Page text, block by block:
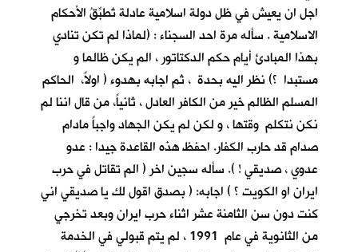
اجل ان يعيش في ظل دولة اسلامية عادلة تُطبِّقُ الأحكام
الاسلامية . سأله مرة احد السجناء : (لماذا لم تكن تنادي
بهذا المبادئ أيام حكم الدكتاتور ، الم يكن ظالما و
مستبدا ؟) نظر اليه بحدة ، ثم اجابه بهدوء ( اولاً، الحاكم
المسلم الظالم خير من الكافر العادل ، ثانياً، من قال اننا لم
نكن نتكلم وقتها ، و لكن لم يكن الجهاد واجباً مادام
صدام قد حارب الكفار. احفظ هذه القاعدة جيدا : عدو
عدوي ، صديقي ! ). سأله سجين اخر ( الم تقاتل في حرب
ايران او الكويت ؟ ) اجابه: ( بصدق اقول لك يا صديقي اني
كنت دون سن الثامنة عشر اثناء حرب ايران وبعد تخرجي
من الثانوية في عام 1991 ، لم يتم قبولي في الخدمة